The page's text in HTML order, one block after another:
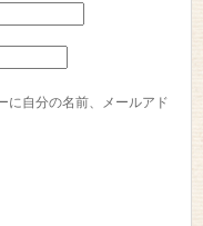
に自分の名前、メールアド